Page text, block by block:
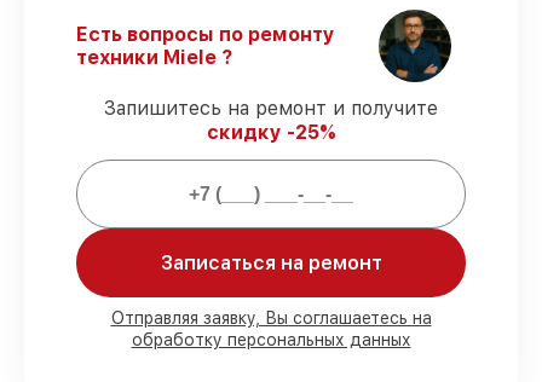
гарантируем завершение работ без
задержек.
– обслуживаем
духовых шкафов всегда со строгим
соблюдением гарантийных обязательств.
Мы гарантируем:
работ в присутствии заказчика
90%комплектующих для духовых
шкафов имеются в наличии или
доступны для быстрой доставки
Есть вопросы по ремонту
техники Miele ?
Запишитесь на ремонт и получите
скидку -25%
Записаться на ремонт
Отправляя заявку, Вы соглашаетесь на
обработку персональных данных